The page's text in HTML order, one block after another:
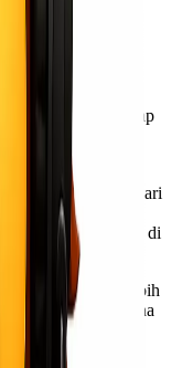
Barang
cargo
banyak orang. Setiap
beda,
Pengiriman dari
yang berbeda
Biaya transportasi di
total harga.
Barang yang lebih
tinggi. Oleh karena
sangat